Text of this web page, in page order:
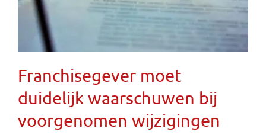
Franchisegever moet
duidelijk waarschuwen bij
voorgenomen wijzigingen